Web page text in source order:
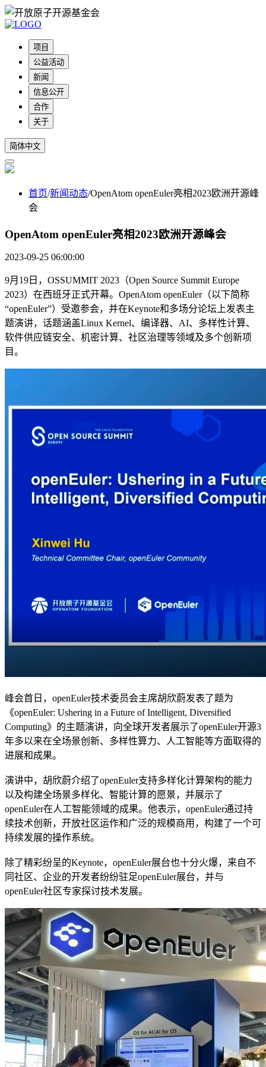
项目
公益活动
新闻
信息公开
合作
关于
简体中文
首页/新闻动态/OpenAtom openEuler亮相2023欧洲开源峰
会
OpenAtom openEuler亮相2023欧洲开源峰会
2023-09-25 06:00:00
9月19日，OSSUMMIT 2023（Open Source Summit Europe
2023）在西班牙正式开幕。OpenAtom openEuler（以下简称
“openEuler”）受邀参会，并在Keynote和多场分论坛上发表主
题演讲，话题涵盖Linux Kernel、编译器、AI、多样性计算、
软件供应链安全、机密计算、社区治理等领域及多个创新项
目。
峰会首日，openEuler技术委员会主席胡欣蔚发表了题为
《openEuler: Ushering in a Future of Intelligent, Diversified
Computing》的主题演讲，向全球开发者展示了openEuler开源3
年多以来在全场景创新、多样性算力、人工智能等方面取得的
进展和成果。
演讲中，胡欣蔚介绍了openEuler支持多样化计算架构的能力
以及构建全场景多样化、智能计算的愿景，并展示了
openEuler在人工智能领域的成果。他表示，openEuler通过持
续技术创新，开放社区运作和广泛的规模商用，构建了一个可
持续发展的操作系统。
除了精彩纷呈的Keynote，openEuler展台也十分火爆，来自不
同社区、企业的开发者纷纷驻足openEuler展台，并与
openEuler社区专家探讨技术发展。